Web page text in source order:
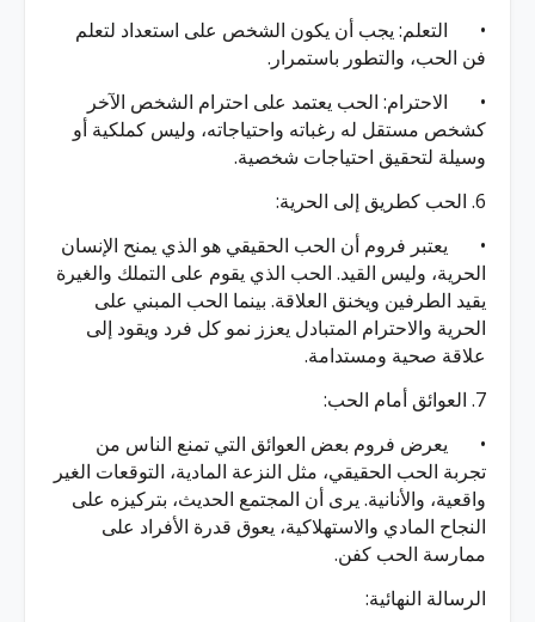
•
التعلم: يجب أن يكون الشخص على استعداد لتعلم
فن الحب، والتطور باستمرار.
•
الاحترام: الحب يعتمد على احترام الشخص الآخر
كشخص مستقل له رغباته واحتياجاته، وليس كملكية أو
وسيلة لتحقيق احتياجات شخصية.
6. الحب كطريق إلى الحرية:
•
يعتبر فروم أن الحب الحقيقي هو الذي يمنح الإنسان
الحرية، وليس القيد. الحب الذي يقوم على التملك والغيرة
يقيد الطرفين ويخنق العلاقة. بينما الحب المبني على
الحرية والاحترام المتبادل يعزز نمو كل فرد ويقود إلى
علاقة صحية ومستدامة.
7. العوائق أمام الحب:
•
يعرض فروم بعض العوائق التي تمنع الناس من
تجربة الحب الحقيقي، مثل النزعة المادية، التوقعات الغير
واقعية، والأنانية. يرى أن المجتمع الحديث، بتركيزه على
النجاح المادي والاستهلاكية، يعوق قدرة الأفراد على
ممارسة الحب كفن.
الرسالة النهائية: